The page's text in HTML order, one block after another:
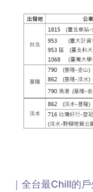
｜全台最Chill的